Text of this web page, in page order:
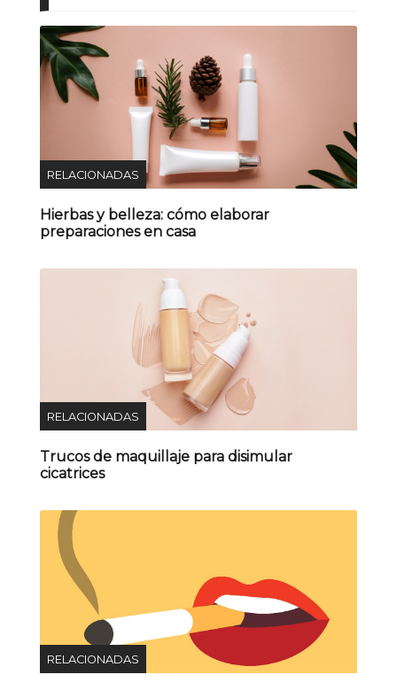
RELACIONADAS
Hierbas y belleza: cómo elaborar
preparaciones en casa
RELACIONADAS
Trucos de maquillaje para disimular
cicatrices
RELACIONADAS